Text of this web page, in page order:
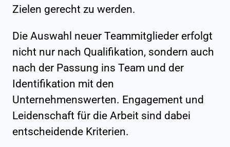
Zielen gerecht zu werden.
Die Auswahl neuer Teammitglieder erfolgt
nicht nur nach Qualifikation, sondern auch
nach der Passung ins Team und der
Identifikation mit den
Unternehmenswerten. Engagement und
Leidenschaft für die Arbeit sind dabei
entscheidende Kriterien.